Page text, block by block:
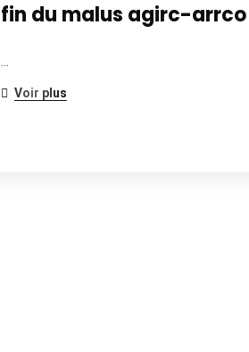
fin du malus agirc-arrco
…
Voir plus